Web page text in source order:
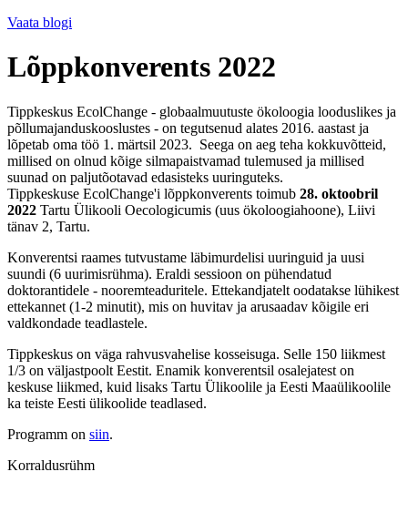
Vaata blogi
Lõppkonverents 2022
Tippkeskus EcolChange - globaalmuutuste ökoloogia looduslikes ja
põllumajanduskooslustes - on tegutsenud alates 2016. aastast ja
lõpetab oma töö 1. märtsil 2023. Seega on aeg teha kokkuvõtteid,
millised on olnud kõige silmapaistvamad tulemused ja millised
suunad on paljutõotavad edasisteks uuringuteks.
Tippkeskuse EcolChange'i lõppkonverents toimub 28. oktoobril
2022 Tartu Ülikooli Oecologicumis (uus ökoloogiahoone), Liivi
tänav 2, Tartu.
Konverentsi raames tutvustame läbimurdelisi uuringuid ja uusi
suundi (6 uurimisrühma). Eraldi sessioon on pühendatud
doktorantidele - nooremteaduritele. Ettekandjatelt oodatakse lühikest
ettekannet (1-2 minutit), mis on huvitav ja arusaadav kõigile eri
valdkondade teadlastele.
Tippkeskus on väga rahvusvahelise kosseisuga. Selle 150 liikmest
1/3 on väljastpoolt Eestit. Enamik konverentsil osalejatest on
keskuse liikmed, kuid lisaks Tartu Ülikoolile ja Eesti Maaülikoolile
ka teiste Eesti ülikoolide teadlased.
Programm on siin.
Korraldusrühm